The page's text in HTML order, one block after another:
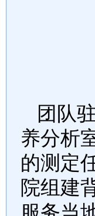
团队
养分析
的测定
院组建